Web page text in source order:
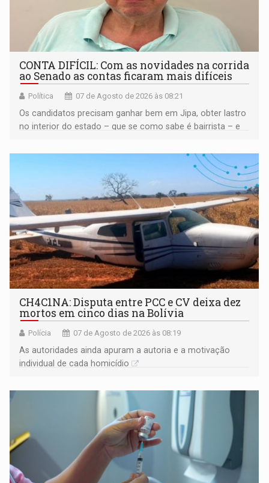
CONTA DIFÍCIL: Com as novidades na corrida
ao Senado as contas ficaram mais difíceis
Política 07 de Agosto de 2026 às 08:21
Os candidatos precisam ganhar bem em Jipa, obter lastro
no interior do estado – que se como sabe é bairrista – e
garantir
CH4C1NA: Disputa entre PCC e CV deixa dez
mortos em cinco dias na Bolívia
Polícia 07 de Agosto de 2026 às 08:19
As autoridades ainda apuram a autoria e a motivação
individual de cada homicídio